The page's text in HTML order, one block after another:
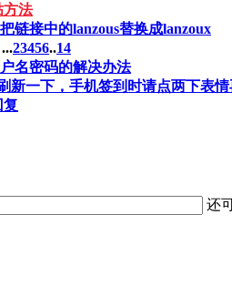
方法
链接中的lanzous替换成lanzoux
...23456..14
名密码的解决办法
新一下，手机签到时请点两下表情
复
还